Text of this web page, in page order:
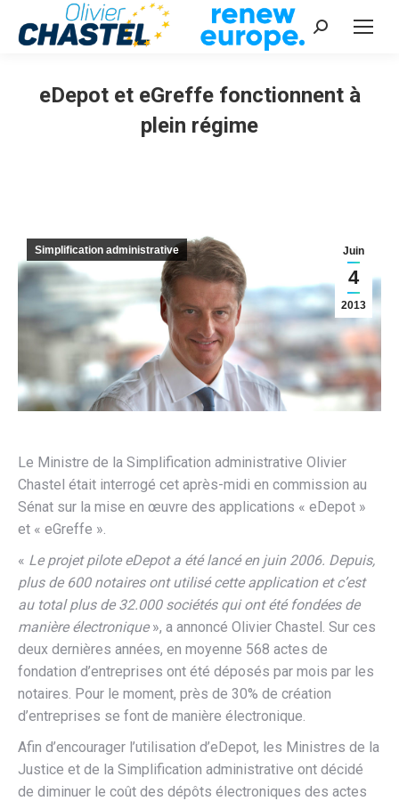
Recherche
eDepot et eGreffe fonctionnent à
plein régime
Juin
4
2013
Simplification administrative
Le Ministre de la Simplification administrative Olivier
Chastel était interrogé cet après-midi en commission au
Sénat sur la mise en œuvre des applications « eDepot »
et « eGreffe ».
« Le projet pilote eDepot a été lancé en juin 2006. Depuis,
plus de 600 notaires ont utilisé cette application et c’est
au total plus de 32.000 sociétés qui ont été fondées de
manière électronique», a annoncé Olivier Chastel. Sur ces
deux dernières années, en moyenne 568 actes de
fondation d’entreprises ont été déposés par mois par les
notaires. Pour le moment, près de 30% de création
d’entreprises se font de manière électronique.
Afin d’encourager l’utilisation d’eDepot, les Ministres de la
Justice et de la Simplification administrative ont décidé
de diminuer le coût des dépôts électroniques des actes